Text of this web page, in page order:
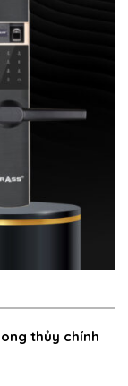
thủy chính